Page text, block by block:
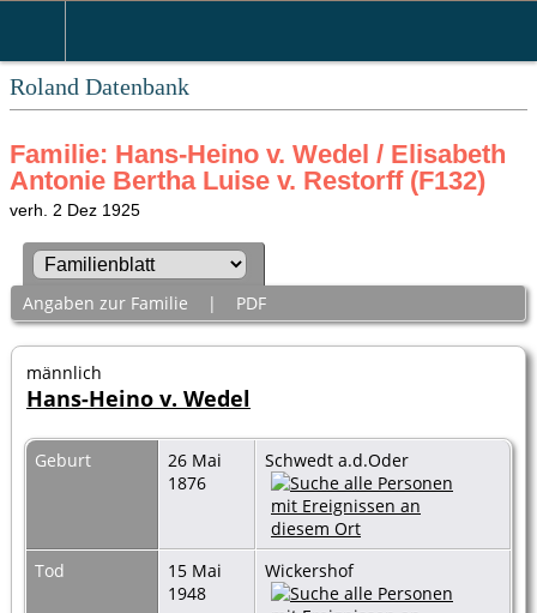
Roland Datenbank
Familie: Hans-Heino v. Wedel / Elisabeth
Antonie Bertha Luise v. Restorff (F132)
verh. 2 Dez 1925
Angaben zur Familie | PDF
männlich
Hans-Heino v. Wedel
Geburt
26 Mai
1876
Schwedt a.d.Oder
Tod
15 Mai
1948
Wickershof